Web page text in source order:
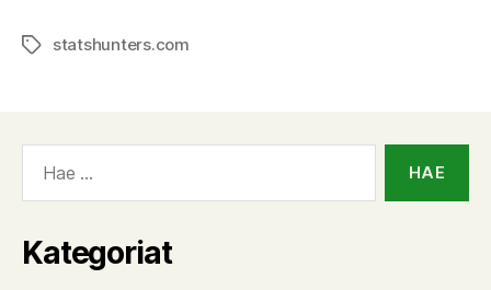
Avainsanat
statshunters.com
Kategoriat